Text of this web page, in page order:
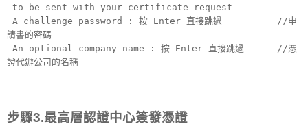
to be sent with your certificate request
A challenge password : 按 Enter 直接跳過 //申
請書的密碼
An optional company name : 按 Enter 直接跳過 //憑
證代辦公司的名稱
步驟3.最高層認證中心簽發憑證